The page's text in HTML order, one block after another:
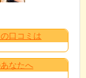
口コミは
なたへ